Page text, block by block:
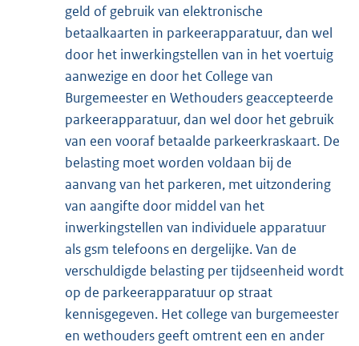
geld of gebruik van elektronische
betaalkaarten in parkeerapparatuur, dan wel
door het inwerkingstellen van in het voertuig
aanwezige en door het College van
Burgemeester en Wethouders geaccepteerde
parkeerapparatuur, dan wel door het gebruik
van een vooraf betaalde parkeerkraskaart. De
belasting moet worden voldaan bij de
aanvang van het parkeren, met uitzondering
van aangifte door middel van het
inwerkingstellen van individuele apparatuur
als gsm telefoons en dergelijke. Van de
verschuldigde belasting per tijdseenheid wordt
op de parkeerapparatuur op straat
kennisgegeven. Het college van burgemeester
en wethouders geeft omtrent een en ander